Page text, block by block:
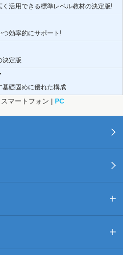
活用できる標準レベル教材の決定版!
つ効率的にサポート!
決定版
礎固めに優れた構成
マートフォン | PC